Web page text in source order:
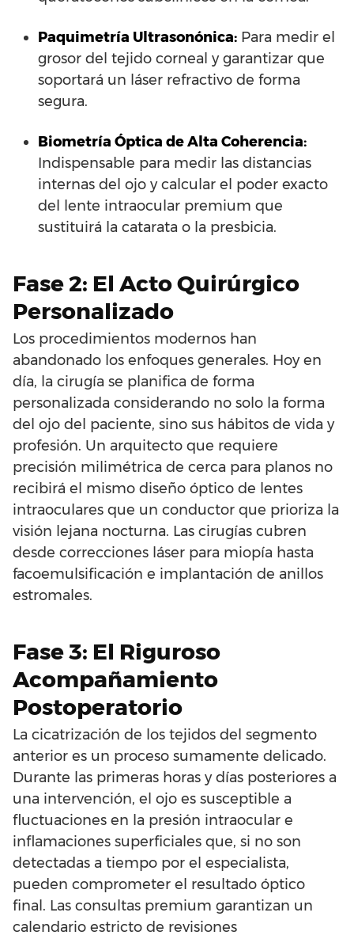
Paquimetría Ultrasonónica: Para medir el
grosor del tejido corneal y garantizar que
soportará un láser refractivo de forma
segura.
Biometría Óptica de Alta Coherencia:
Indispensable para medir las distancias
internas del ojo y calcular el poder exacto
del lente intraocular premium que
sustituirá la catarata o la presbicia.
Fase 2: El Acto Quirúrgico
Personalizado
Los procedimientos modernos han
abandonado los enfoques generales. Hoy en
día, la cirugía se planifica de forma
personalizada considerando no solo la forma
del ojo del paciente, sino sus hábitos de vida y
profesión. Un arquitecto que requiere
precisión milimétrica de cerca para planos no
recibirá el mismo diseño óptico de lentes
intraoculares que un conductor que prioriza la
visión lejana nocturna. Las cirugías cubren
desde correcciones láser para miopía hasta
facoemulsificación e implantación de anillos
estromales.
Fase 3: El Riguroso
Acompañamiento
Postoperatorio
La cicatrización de los tejidos del segmento
anterior es un proceso sumamente delicado.
Durante las primeras horas y días posteriores a
una intervención, el ojo es susceptible a
fluctuaciones en la presión intraocular e
inflamaciones superficiales que, si no son
detectadas a tiempo por el especialista,
pueden comprometer el resultado óptico
final. Las consultas premium garantizan un
calendario estricto de revisiones